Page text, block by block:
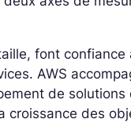
font
AWS
de
croissance des